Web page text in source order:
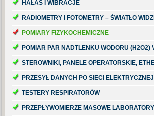
HAŁAS I WIBRACJE
RADIOMETRY I FOTOMETRY – ŚWIATŁO
POMIARY FIZYKOCHEMICZNE
POMIAR PAR NADTLENKU WODORU (H2O2)
STEROWNIKI, PANELE OPERATORSKIE,
PRZESYŁ DANYCH PO SIECI
TESTERY RESPIRATORÓW
PRZEPŁYWOMIERZE MASOWE